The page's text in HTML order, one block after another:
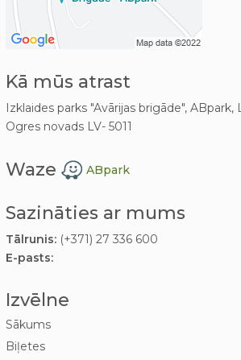
Kā mūs atrast
Izklaides parks "Avārijas brigāde",
Ogres novads LV- 5011
Waze ABpark
Sazināties ar mums
Tālrunis:(+371) 27 336 600
E-pasts:
Izvēlne
Sākums
Biļetes